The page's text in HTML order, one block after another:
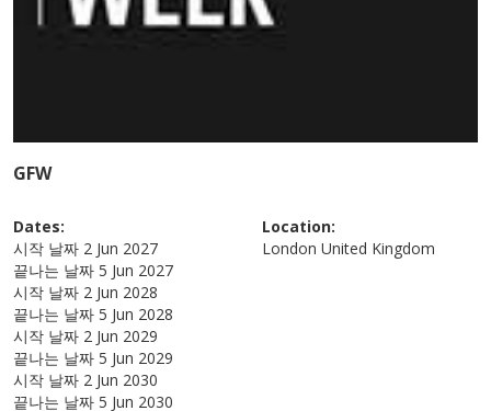
GFW
Dates:
시작 날짜 2 Jun 2027
끝나는 날짜 5 Jun 2027
시작 날짜 2 Jun 2028
끝나는 날짜 5 Jun 2028
시작 날짜 2 Jun 2029
끝나는 날짜 5 Jun 2029
시작 날짜 2 Jun 2030
끝나는 날짜 5 Jun 2030
Location:
London United Kingdom